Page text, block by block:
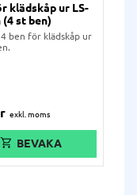
klädskåp ur LS-
st ben)
ben för klädskåp ur